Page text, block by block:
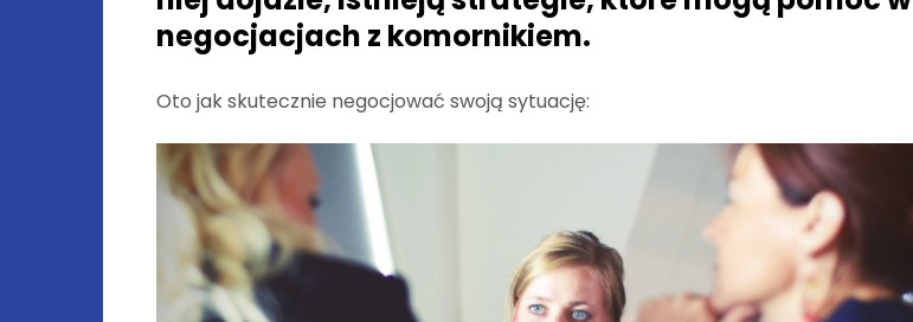
negocjacjach z komornikiem.
Oto jak skutecznie negocjować swoją sytuację: